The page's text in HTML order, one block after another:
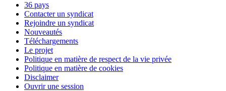
36 pays
Contacter un syndicat
Rejoindre un syndicat
Nouveautés
Téléchargements
Le projet
Politique en matière de respect de la vie privée
Politique en matière de cookies
Disclaimer
Ouvrir une session